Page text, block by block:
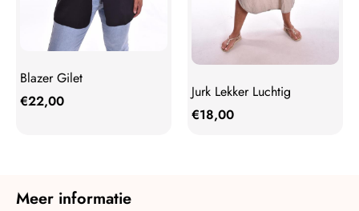
Blazer Gilet
€22,00
Jurk Lekker Luchtig
€18,00
Meer informatie